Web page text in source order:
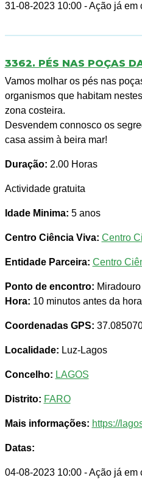
31-08-2023 10:00 - Ação já em
3362. PÉS NAS POÇAS
Vamos molhar os pés nas
organismos que habitam
zona costeira.
Desvendem connosco os
casa assim à beira mar!
Duração: 2.00 Horas
Actividade gratuita
Idade Minima: 5 anos
Centro Ciência Viva: Centro
Entidade Parceira: Centro
Ponto de encontro:
Hora: 10 minutos antes da
Coordenadas GPS:
Localidade: Luz-Lagos
Concelho: LAGOS
Distrito: FARO
Mais informações: https://
Datas:
04-08-2023 10:00 - Ação já em